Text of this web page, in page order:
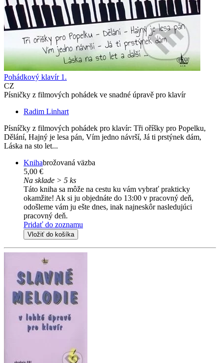
Pohádkový klavír 1.
CZ
Písničky z filmových pohádek ve snadné úpravě pro klavír
Radim Linhart
Písníčky z filmových pohádek pro klavír: Tři oříšky pro Popelku,
Dělání, Hajný je lesa pán, Vím jedno návrší, Já ti prstýnek dám,
Láska na sto let...
Knihabrožovaná väzba
5,00 €
Na sklade > 5 ks
Táto kniha sa môže na cestu ku vám vybrať prakticky
okamžite! Ak si ju objednáte do 13:00 v pracovný deň,
odošleme vám ju ešte dnes, inak najneskôr nasledujúci
pracovný deň.
Pridať do zoznamu
Vložiť do košíka